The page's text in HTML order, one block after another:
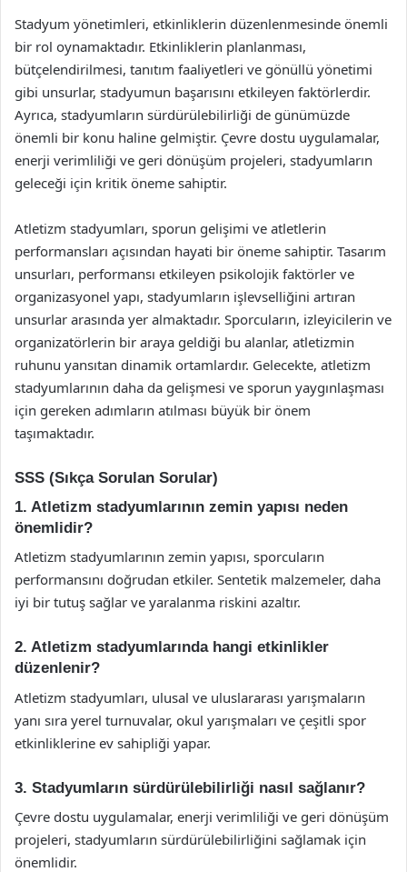
Stadyum yönetimleri, etkinliklerin düzenlenmesinde önemli
bir rol oynamaktadır. Etkinliklerin planlanması,
bütçelendirilmesi, tanıtım faaliyetleri ve gönüllü yönetimi
gibi unsurlar, stadyumun başarısını etkileyen faktörlerdir.
Ayrıca, stadyumların sürdürülebilirliği de günümüzde
önemli bir konu haline gelmiştir. Çevre dostu uygulamalar,
enerji verimliliği ve geri dönüşüm projeleri, stadyumların
geleceği için kritik öneme sahiptir.
Atletizm stadyumları, sporun gelişimi ve atletlerin
performansları açısından hayati bir öneme sahiptir. Tasarım
unsurları, performansı etkileyen psikolojik faktörler ve
organizasyonel yapı, stadyumların işlevselliğini artıran
unsurlar arasında yer almaktadır. Sporcuların, izleyicilerin ve
organizatörlerin bir araya geldiği bu alanlar, atletizmin
ruhunu yansıtan dinamik ortamlardır. Gelecekte, atletizm
stadyumlarının daha da gelişmesi ve sporun yaygınlaşması
için gereken adımların atılması büyük bir önem
taşımaktadır.
SSS (Sıkça Sorulan Sorular)
1. Atletizm stadyumlarının zemin yapısı neden
önemlidir?
Atletizm stadyumlarının zemin yapısı, sporcuların
performansını doğrudan etkiler. Sentetik malzemeler, daha
iyi bir tutuş sağlar ve yaralanma riskini azaltır.
2. Atletizm stadyumlarında hangi etkinlikler
düzenlenir?
Atletizm stadyumları, ulusal ve uluslararası yarışmaların
yanı sıra yerel turnuvalar, okul yarışmaları ve çeşitli spor
etkinliklerine ev sahipliği yapar.
3. Stadyumların sürdürülebilirliği nasıl sağlanır?
Çevre dostu uygulamalar, enerji verimliliği ve geri dönüşüm
projeleri, stadyumların sürdürülebilirliğini sağlamak için
önemlidir.